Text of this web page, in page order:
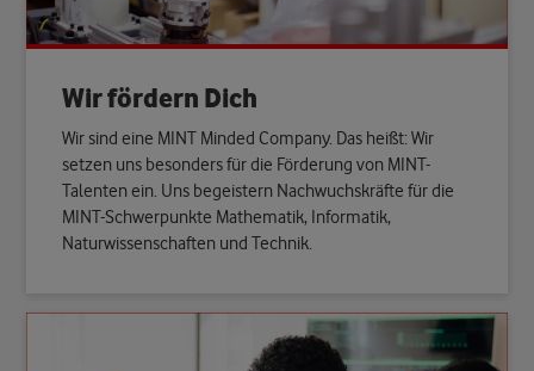
Wir fördern Dich
Wir sind eine MINT Minded Company. Das heißt: Wir
setzen uns besonders für die Förderung von MINT-
Talenten ein. Uns begeistern Nachwuchskräfte für die
MINT-Schwerpunkte Mathematik, Informatik,
Naturwissenschaften und Technik.